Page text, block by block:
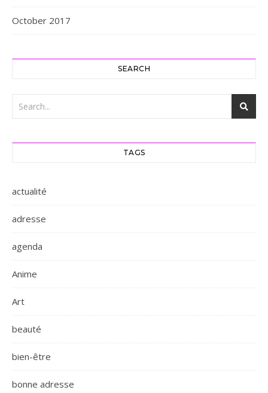
October 2017
SEARCH
TAGS
actualité
adresse
agenda
Anime
Art
beauté
bien-être
bonne adresse